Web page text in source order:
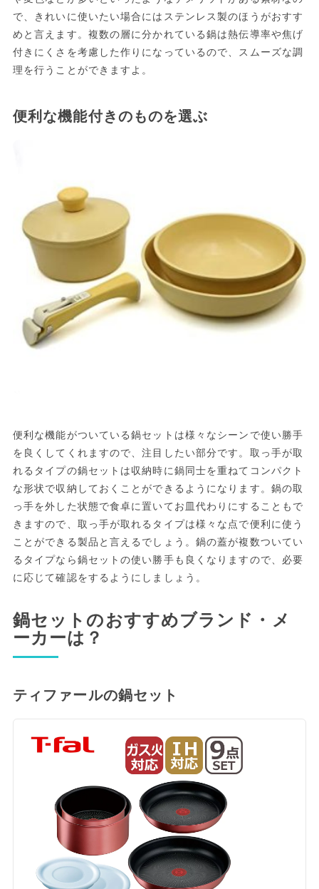
で、きれいに使いたい場合にはステンレス製のほうがおすす
めと言えます。複数の層に分かれている鍋は熱伝導率や焦げ
付きにくさを考慮した作りになっているので、スムーズな調
理を行うことができますよ。
便利な機能付きのものを選ぶ
便利な機能がついている鍋セットは様々なシーンで使い勝手
を良くしてくれますので、注目したい部分です。取っ手が取
れるタイプの鍋セットは収納時に鍋同士を重ねてコンパクト
な形状で収納しておくことができるようになります。鍋の取
っ手を外した状態で食卓に置いてお皿代わりにすることもで
きますので、取っ手が取れるタイプは様々な点で便利に使う
ことができる製品と言えるでしょう。鍋の蓋が複数ついてい
るタイプなら鍋セットの使い勝手も良くなりますので、必要
に応じて確認をするようにしましょう。
鍋セットのおすすめブランド・メ
ーカーは？
ティファールの鍋セット